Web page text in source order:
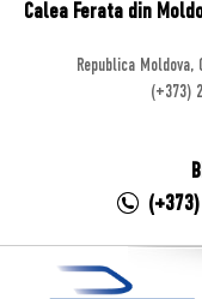
Calea Ferata din
Republica
(+373)
(+373)